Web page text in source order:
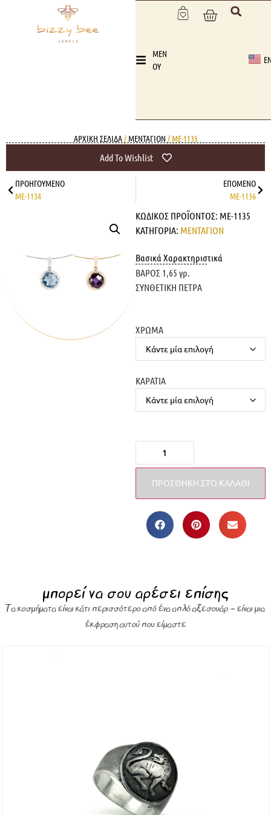
MEN
OY
ΑΡΧΙΚΉ ΣΕΛΊΔΑ/ ΜΕΝΤΑΓΙΟΝ / ME-1135
Add To Wishlist
ΠΡΟΗΓΟΎΜΕΝΟ
ME-1134
ΕΠΌΜΕΝΟ
ME-1136
ΚΩΔΙΚΌΣ ΠΡΟΪΌΝΤΟΣ: ME-1135
ΚΑΤΗΓΟΡΊΑ: ΜΕΝΤΑΓΙΟΝ
Βασικά Χαρακτηριστικά
ΒΑΡΟΣ 1,65 γρ.
ΣΥΝΘΕΤΙΚΗ ΠΕΤΡΑ
ΧΡΩΜΑ
ΚΑΡΑΤΙΑ
ΠΡΟΣΘΉΚΗ ΣΤΟ ΚΑΛΆΘΙ
μπορεί να σου αρέσει επίσης
Τα κοσμήματα είναι κάτι περισσότερο από ένα απλό αξεσουάρ – είναι μια
έκφραση αυτού που είμαστε